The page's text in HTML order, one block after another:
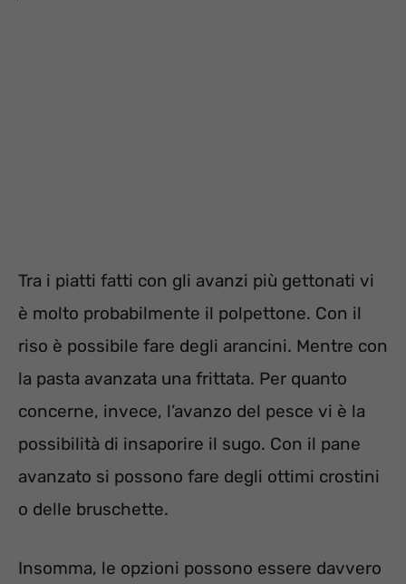
Tra i piatti fatti con gli avanzi più gettonati vi
è molto probabilmente il polpettone. Con il
riso è possibile fare degli arancini. Mentre con
la pasta avanzata una frittata. Per quanto
concerne, invece, l’avanzo del pesce vi è la
possibilità di insaporire il sugo. Con il pane
avanzato si possono fare degli ottimi crostini
o delle bruschette.
Insomma, le opzioni possono essere davvero